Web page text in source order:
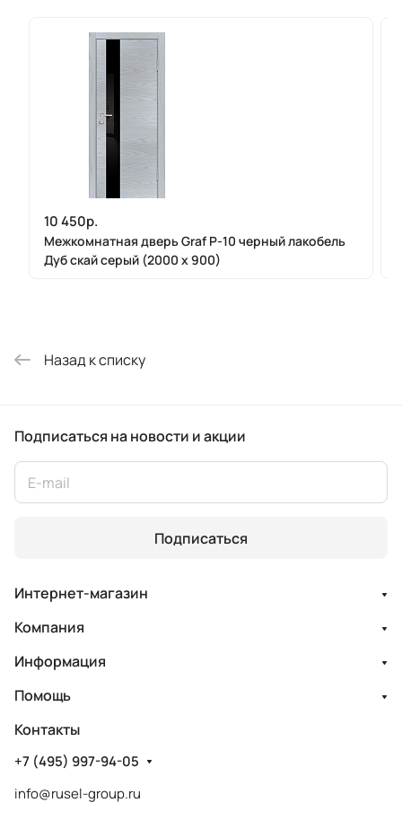
10 450р.
Межкомнатная дверь Graf P-10 черный лакобель
Дуб скай серый (2000 х 900)
Назад к списку
Подписаться на новости и акции
Подписаться
Интернет-магазин
Компания
Информация
Помощь
Контакты
+7 (495) 997-94-05
info@rusel-group.ru